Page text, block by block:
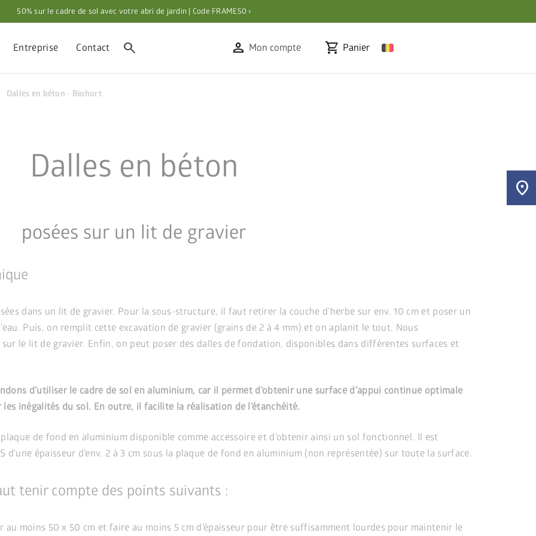
50% sur le cadre de sol avec votre abri de jardin | Code FRAME50 ›
Entreprise Contact search person Mon compte shopping_cart Panier
Dalles en béton - Biohort
Dalles en béton
posées sur un lit de gravier
dans un lit de gravier. Pour la sous-structure, il faut retirer la couche d’herbe sur env. 10 cm et poser un
Puis, on remplit cette excavation de gravier (grains de 2 à 4 mm) et on aplanit le tout. Nous
le lit de gravier. Enfin, on peut poser des dalles de fondation, disponibles dans différentes surfaces et
d’utiliser le cadre de sol en aluminium, car il permet d’obtenir une surface d’appui continue optimale
inégalités du sol. En outre, il facilite la réalisation de l’étanchéité.
de fond en aluminium disponible comme accessoire et d’obtenir ainsi un sol fonctionnel. Il est
épaisseur d’env. 2 à 3 cm sous la plaque de fond en aluminium (non représentée) sur toute la surface.
tenir compte des points suivants :
au moins 50 x 50 cm et faire au moins 5 cm d’épaisseur pour être suffisamment lourdes pour maintenir le
location_on